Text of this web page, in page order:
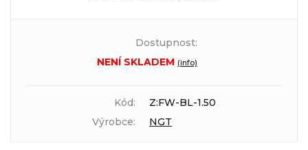
Dostupnost:
NENÍ SKLADEM (info)
Kód:
Z:FW-BL-1.50
Výrobce:
NGT